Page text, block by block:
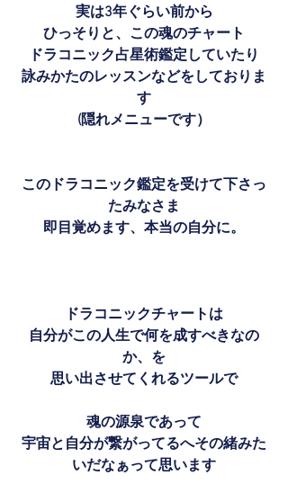
実は3年ぐらい前から
ひっそりと、この魂のチャート
ドラコニック占星術鑑定していたり
詠みかたのレッスンなどをしておりま
す
(隠れメニューです）
このドラコニック鑑定を受けて下さっ
たみなさま
即目覚めます、本当の自分に。
ドラコニックチャートは
自分がこの人生で何を成すべきなの
か、を
思い出させてくれるツールで
魂の源泉であって
宇宙と自分が繋がってるへその緒みた
いだなぁって思います